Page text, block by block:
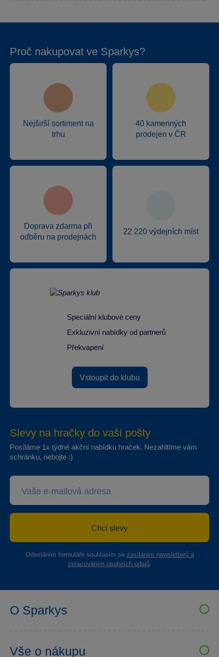
Proč nakupovat ve Sparkys?
Nejširší sortiment na
trhu
40 kamenných
prodejen v ČR
Doprava zdarma při
odběru na prodejnách
22 220 výdejních míst
Speciální klubové ceny
Exkluzivní nabídky od partnerů
Překvapení
Vstoupit do klubu
Slevy na hračky do vaší pošty
Posíláme 1x týdně akční nabídku hraček. Nezahltíme vám
schránku, nebojte :)
Chci slevy
Odesláním formuláře souhlasím se zasíláním newsletterů a
zpracováním osobních údajů.
O Sparkys
Vše o nákupu